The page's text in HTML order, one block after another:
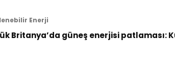
Enerji
Britanya’da güneş enerjisi patlaması: